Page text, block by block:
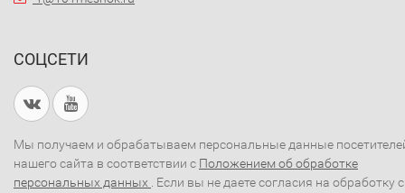
СОЦСЕТИ
Мы получаем и обрабатываем персональные данные
нашего сайта в соответствии с Положением об обработке
персональных данных . Если вы не даете согласия на обработку